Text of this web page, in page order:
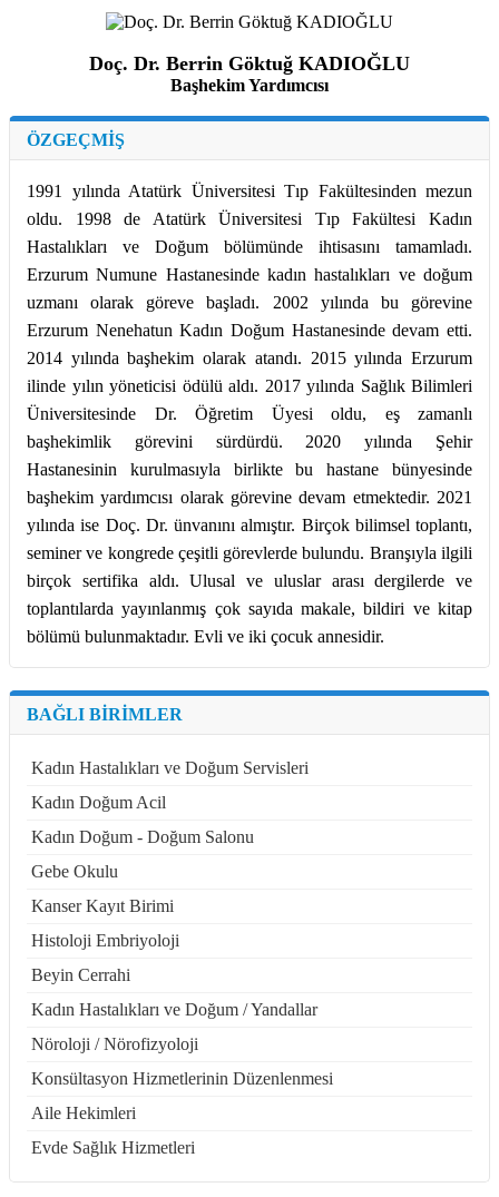
Doç. Dr. Berrin Göktuğ KADIOĞLU
Başhekim Yardımcısı
ÖZGEÇMİŞ
1991 yılında Atatürk Üniversitesi Tıp Fakültesinden mezun
oldu. 1998 de Atatürk Üniversitesi Tıp Fakültesi Kadın
Hastalıkları ve Doğum bölümünde ihtisasını tamamladı.
Erzurum Numune Hastanesinde kadın hastalıkları ve doğum
uzmanı olarak göreve başladı. 2002 yılında bu görevine
Erzurum Nenehatun Kadın Doğum Hastanesinde devam etti.
2014 yılında başhekim olarak atandı. 2015 yılında Erzurum
ilinde yılın yöneticisi ödülü aldı. 2017 yılında Sağlık Bilimleri
Üniversitesinde Dr. Öğretim Üyesi oldu, eş zamanlı
başhekimlik görevini sürdürdü. 2020 yılında Şehir
Hastanesinin kurulmasıyla birlikte bu hastane bünyesinde
başhekim yardımcısı olarak görevine devam etmektedir. 2021
yılında ise Doç. Dr. ünvanını almıştır. Birçok bilimsel toplantı,
seminer ve kongrede çeşitli görevlerde bulundu. Branşıyla ilgili
birçok sertifika aldı. Ulusal ve uluslar arası dergilerde ve
toplantılarda yayınlanmış çok sayıda makale, bildiri ve kitap
bölümü bulunmaktadır. Evli ve iki çocuk annesidir.
BAĞLI BİRİMLER
Kadın Hastalıkları ve Doğum Servisleri
Kadın Doğum Acil
Kadın Doğum - Doğum Salonu
Gebe Okulu
Kanser Kayıt Birimi
Histoloji Embriyoloji
Beyin Cerrahi
Kadın Hastalıkları ve Doğum / Yandallar
Nöroloji / Nörofizyoloji
Konsültasyon Hizmetlerinin Düzenlenmesi
Aile Hekimleri
Evde Sağlık Hizmetleri